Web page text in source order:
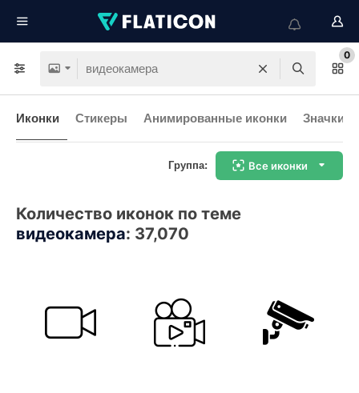
0
Иконки Стикеры Анимированные иконки Значки
Группа: Все иконки
Количество иконок по теме
видеокамера: 37,070